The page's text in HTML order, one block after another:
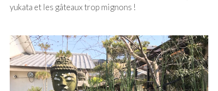
yukata et les gâteaux trop mignons !